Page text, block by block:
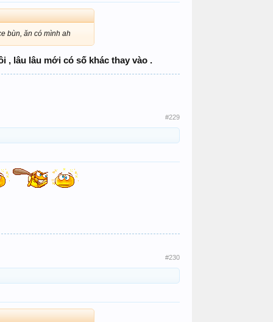
bùn, ăn có mình ah
, lâu lâu mới có số khác thay vào .
#229
#230